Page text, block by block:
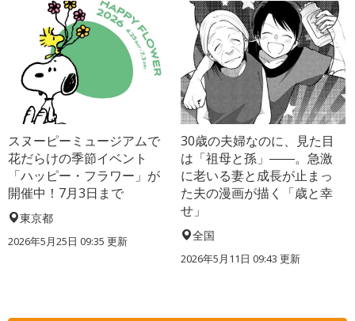
スヌーピーミュージアムで
花だらけの季節イベント
「ハッピー・フラワー」が
開催中！7月3日まで
東京都
2026年5月25日 09:35 更新
30歳の夫婦なのに、見た目
は「祖母と孫」――。急激
に老いる妻と成長が止まっ
た夫の漫画が描く「歳と幸
せ」
全国
2026年5月11日 09:43 更新